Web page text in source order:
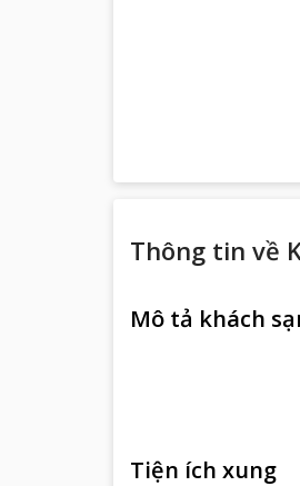
Thông tin về
Mô tả khách
Tiện ích xung